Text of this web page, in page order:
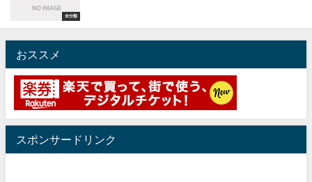
未分類
おススメ
スポンサードリンク